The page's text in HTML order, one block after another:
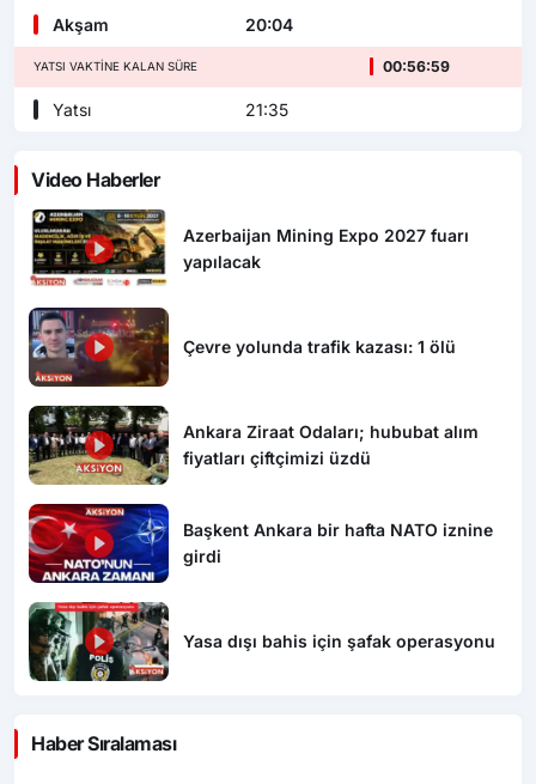
Akşam 20:04
YATSI VAKTINE KALAN SÜRE 00:56:58
Yatsı 21:35
Video Haberler
Azerbaijan Mining Expo 2027 fuarı
yapılacak
Çevre yolunda trafik kazası: 1 ölü
Ankara Ziraat Odaları; hububat alım
fiyatları çiftçimizi üzdü
Başkent Ankara bir hafta NATO iznine
girdi
Yasa dışı bahis için şafak operasyonu
Haber Sıralaması